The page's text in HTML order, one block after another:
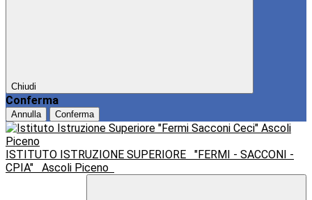
Chiudi
Conferma
Annulla Conferma
ISTITUTO ISTRUZIONE SUPERIORE
"FERMI - SACCONI -
CPIA"
Ascoli Piceno